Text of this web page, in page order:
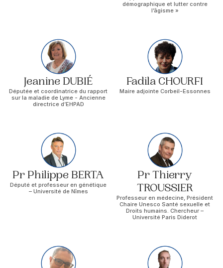
démographique et lutter contre
l’âgisme »
Jeanine DUBIÉ
Députée et coordinatrice du rapport
sur la maladie de Lyme - Ancienne
directrice d’EHPAD
Fadila CHOURFI
Maire adjointe Corbeil-Essonnes
Pr Philippe BERTA
Député et professeur en génétique
– Université de Nîmes
Pr Thierry
TROUSSIER
Professeur en médecine, Président
Chaire Unesco Santé sexuelle et
Droits humains. Chercheur –
Université Paris Diderot